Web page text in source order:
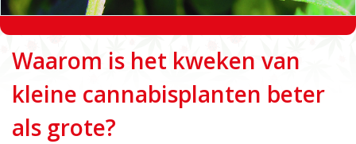
Waarom is het kweken van
kleine cannabisplanten beter
als grote?